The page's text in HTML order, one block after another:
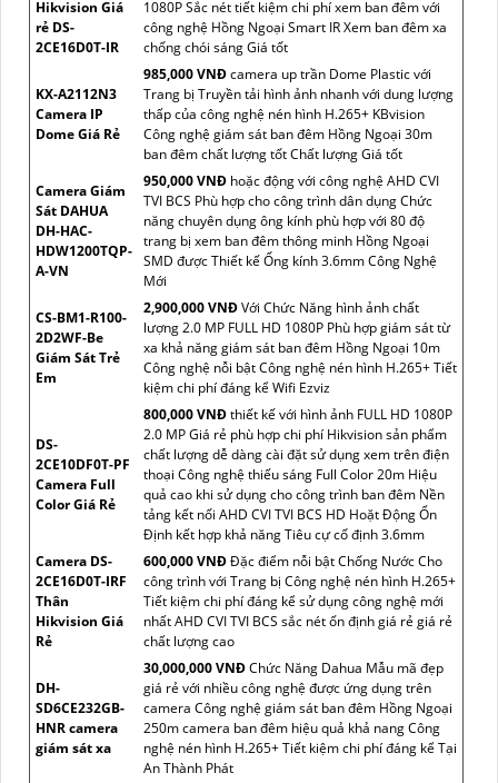
Hikvision Giá
rẻ DS-
2CE16D0T-IR
1080P Sắc nét tiết kiệm chi phí xem ban đêm với
công nghệ Hồng Ngoại Smart IR Xem ban đêm xa
chống chói sáng Giá tốt
KX-A2112N3
Camera IP
Dome Giá Rẻ
985,000 VNĐcamera up trần Dome Plastic với
Trang bị Truyền tải hình ảnh nhanh với dung lượng
thấp của công nghệ nén hình H.265+ KBvision
Công nghệ giám sát ban đêm Hồng Ngoại 30m
ban đêm chất lượng tốt Chất lượng Giá tốt
Camera Giám
Sát DAHUA
DH-HAC-
HDW1200TQP-
A-VN
950,000 VNĐ hoặc động với công nghệ AHD CVI
TVI BCS Phù hợp cho công trình dân dụng Chức
năng chuyên dụng ông kính phù hợp với 80 độ
trang bị xem ban đêm thông minh Hồng Ngoại
SMD được Thiết kế Ống kính 3.6mm Công Nghệ
Mới
CS-BM1-R100-
2D2WF-Be
Giám Sát Trẻ
Em
2,900,000 VNĐVới Chức Năng hình ảnh chất
lượng 2.0 MP FULL HD 1080P Phù hợp giám sát từ
xa khả năng giám sát ban đêm Hồng Ngoại 10m
Công nghệ nỗi bật Công nghệ nén hình H.265+ Tiết
kiệm chi phí đáng kể Wifi Ezviz
DS-
2CE10DF0T-PF
Camera Full
Color Giá Rẻ
800,000 VNĐthiết kế với hình ảnh FULL HD 1080P
2.0 MP Giá rẻ phù hợp chi phí Hikvision sản phẩm
chất lượng dễ dàng cài đặt sử dụng xem trên điện
thoại Công nghệ thiếu sáng Full Color 20m Hiệu
quả cao khi sử dụng cho công trình ban đêm Nền
tảng kết nối AHD CVI TVI BCS HD Hoặt Động Ổn
Định kết hợp khả năng Tiêu cự cố định 3.6mm
Camera DS-
2CE16D0T-IRF
Thân
Hikvision Giá
Rẻ
600,000 VNĐĐặc điểm nỗi bật Chống Nước Cho
công trình với Trang bị Công nghệ nén hình H.265+
Tiết kiệm chi phí đáng kể sử dụng công nghệ mới
nhất AHD CVI TVI BCS sắc nét ổn định giá rẻ giá rẻ
chất lượng cao
DH-
SD6CE232GB-
HNR camera
giám sát xa
30,000,000 VNĐChức Năng Dahua Mẫu mã đẹp
giá rẻ với nhiều công nghệ được ứng dụng trên
camera Công nghệ giám sát ban đêm Hồng Ngoại
250m camera ban đêm hiệu quả khả nang Công
nghệ nén hình H.265+ Tiết kiệm chi phí đáng kể Tại
An Thành Phát